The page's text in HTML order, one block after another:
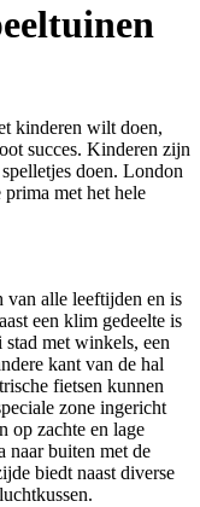
kinderen wilt doen,
succes. Kinderen zijn
doen. London
met het hele
van alle leeftijden en is
een klim gedeelte is
met winkels, een
kant van de hal
fietsen kunnen
zone ingericht
op zachte en lage
naar buiten met de
biedt naast diverse